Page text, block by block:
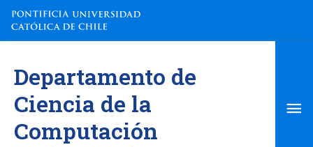
contenido
Departamento de
Ciencia de la
Computación